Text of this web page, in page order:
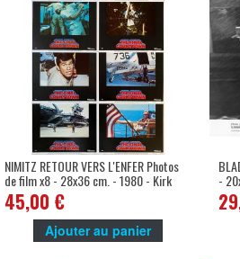
NIMITZ RETOUR VERS L'ENFER Photos
de film x8 - 28x36 cm. - 1980 - Kirk
Douglas, Don Taylor
45,00 €
Ajouter au panier
-